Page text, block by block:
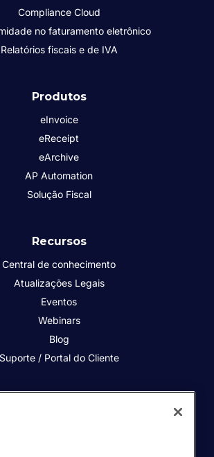
Compliance Cloud
no faturamento eletrônico
Relatórios fiscais e de IVA
Produtos
eInvoice
eReceipt
eArchive
AP Automation
Solução Fiscal
Recursos
Central de conhecimento
Atualizações Legais
Eventos
Webinars
Blog
Suporte / Portal do Cliente